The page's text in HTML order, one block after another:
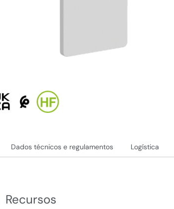
Dados técnicos e regulamentos Logística
Recursos